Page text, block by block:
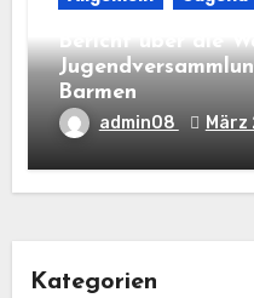
Bericht über die
Barmen
admin08 März
Kategorien